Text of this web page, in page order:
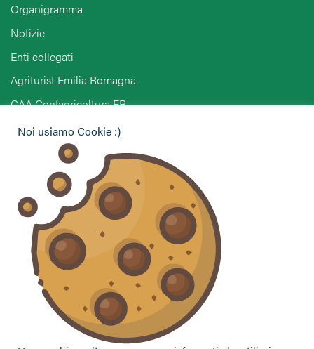
Organigramma
Notizie
Enti collegati
Agriturist Emilia Romagna
CAA Confagricoltura ER
Hai bisogno di informazioni?
Vuoi contattarci per ricevere assistenza, lasciare un
commento o chiedere informazioni?
CONTATTACI
Seguici sui social
Noi usiamo Cookie :)